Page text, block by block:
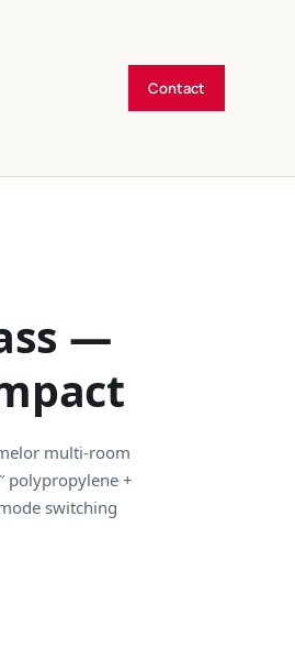
Contact
—
multi-room
polypropylene +
switching